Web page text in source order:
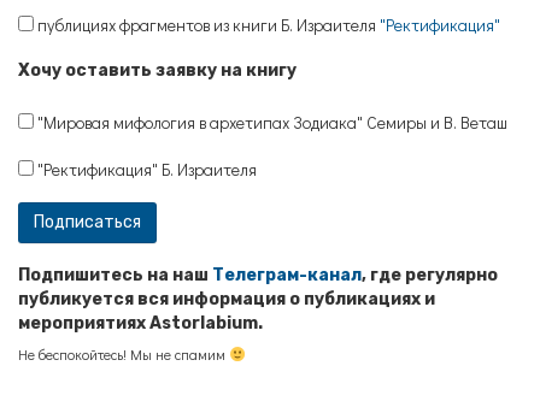
публициях фрагментов из книги Б. Израителя "Ректификация"
Хочу оставить заявку на книгу
"Мировая мифология в архетипах Зодиака" Семиры и В. Веташ
"Ректификация" Б. Израителя
Подпишитесь на наш Телеграм-канал, где регулярно
публикуется вся информация о публикациях и
мероприятиях Astorlabium.
Не беспокойтесь! Мы не спамим